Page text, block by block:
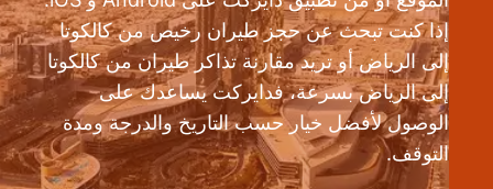
إذا كنت تبحث عن حجز طيران رخيص من كالكوتا
إلى الرياض أو تريد مقارنة تذاكر طيران من كالكوتا
إلى الرياض بسرعة، فدايركت يساعدك على
الوصول لأفضل خيار حسب التاريخ والدرجة ومدة
التوقف.